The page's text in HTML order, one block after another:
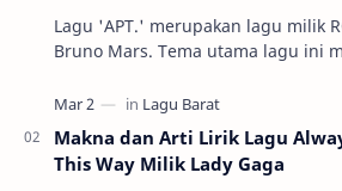
Lagu 'APT.' merupakan lagu milik
Bruno Mars. Tema utama lagu ini
Makna dan Arti Lirik Lagu
This Way Milik Lady Gaga